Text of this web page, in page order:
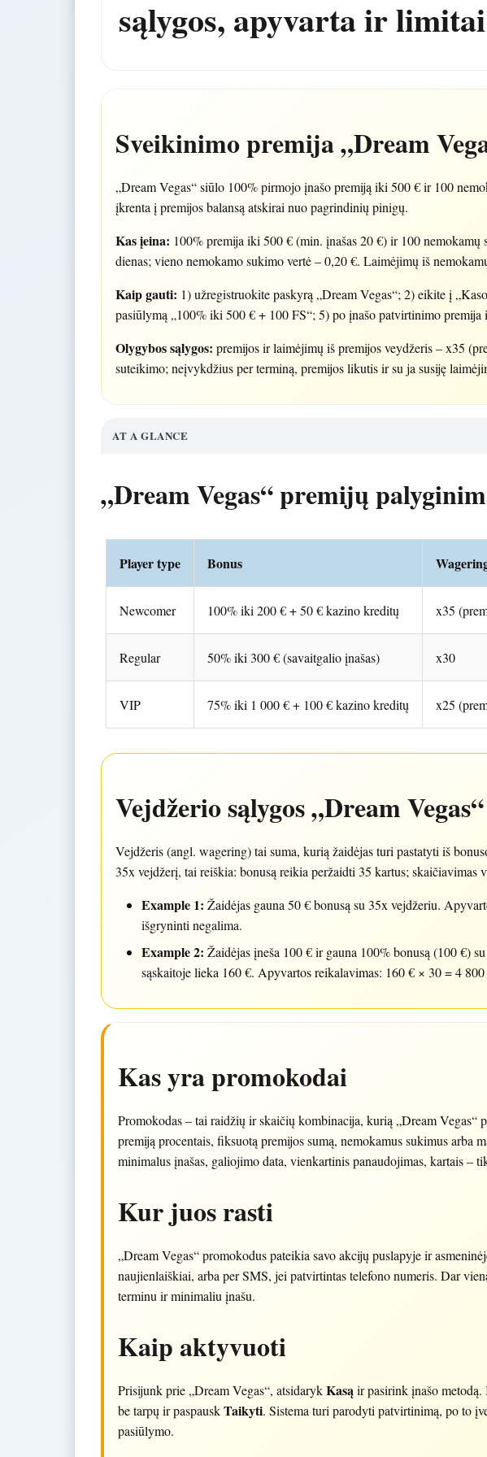
sąlygos, apyvarta ir limitai
Sveikinimo premija „Dream
„Dream Vegas“ siūlo 100% pirmojo įnašo premiją iki 500 € ir 100
įkrenta į premijos balansą atskirai nuo pagrindinių pinigų.
Kas įeina: 100% premija iki 500 € (min. įnašas 20 €) ir 100
dienas; vieno nemokamo sukimo vertė – 0,20 €. Laimėjimų iš
Kaip gauti: 1) užregistruokite paskyrą „Dream Vegas“; 2) eikite į
pasiūlymą „100% iki 500 € + 100 FS“; 5) po įnašo patvirtinimo
Olygybos sąlygos: premijos ir laimėjimų iš premijos veydžeris – x35
suteikimo; neįvykdžius per terminą, premijos likutis ir su ja susiję
AT A GLANCE
„Dream Vegas“ premijų
Player type Bonus
Newcomer 100% iki 200 € + 50 € kazino kreditų x35
Regular 50% iki 300 € (savaitgalio įnašas) x30
VIP 75% iki 1 000 € + 100 € kazino kreditų x25
Vejdžerio sąlygos „Dream
Vejdžeris (angl. wagering) tai suma, kurią žaidėjas turi pastatyti iš
35x vejdžerį, tai reiškia: bonusą reikia peržaidti 35 kartus;
Example 1: Žaidėjas gauna 50 € bonusą su 35x vejdžeriu.
išgryninti negalima.
Example 2: Žaidėjas įneša 100 € ir gauna 100% bonusą (100 €)
sąskaitoje lieka 160 €. Apyvartos reikalavimas: 160 € × 30 = 4
Kas yra promokodai
Promokodas – tai raidžių ir skaičių kombinacija, kurią „Dream
premiją procentais, fiksuotą premijos sumą, nemokamus sukimus arba
minimalus įnašas, galiojimo data, vienkartinis panaudojimas, kartais –
Kur juos rasti
„Dream Vegas“ promokodus pateikia savo akcijų puslapyje ir
naujienlaiškiai, arba per SMS, jei patvirtintas telefono numeris. Dar
terminu ir minimaliu įnašu.
Kaip aktyvuoti
Prisijunk prie „Dream Vegas“, atsidarykKasąir pasirink įnašo metodą.
be tarpų ir paspauskTaikyti. Sistema turi parodyti patvirtinimą, po to
pasiūlymo.